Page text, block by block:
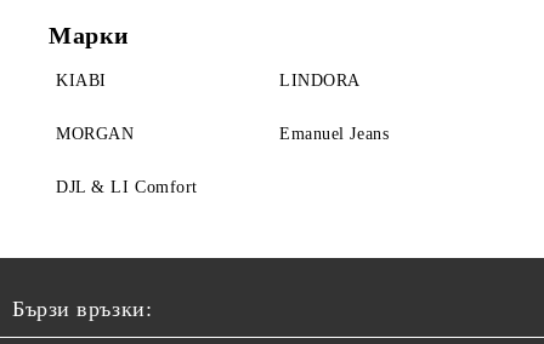
Марки
KIABI LINDORA
MORGAN Emanuel Jeans
DJL & LI Comfort
Бързи връзки: